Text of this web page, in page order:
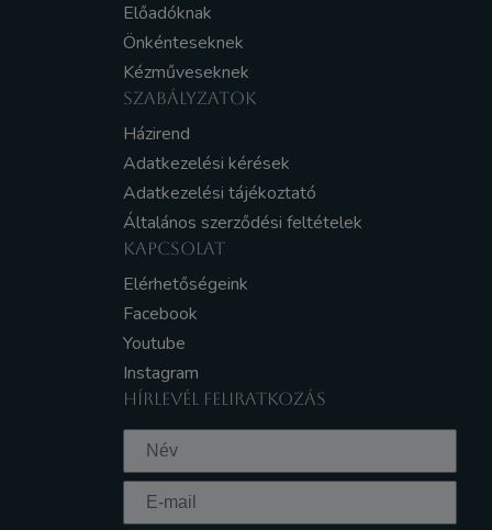
Előadóknak
Önkénteseknek
Kézműveseknek
SZABÁLYZATOK
Házirend
Adatkezelési kérések
Adatkezelési tájékoztató
Általános szerződési feltételek
KAPCSOLAT
Elérhetőségeink
Facebook
Youtube
Instagram
HÍRLEVÉL FELIRATKOZÁS